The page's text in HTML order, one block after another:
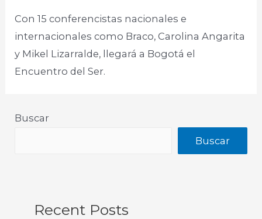
Con 15 conferencistas nacionales e
internacionales como Braco, Carolina Angarita
y Mikel Lizarralde, llegará a Bogotá el
Encuentro del Ser.​
Buscar
Buscar
Recent Posts